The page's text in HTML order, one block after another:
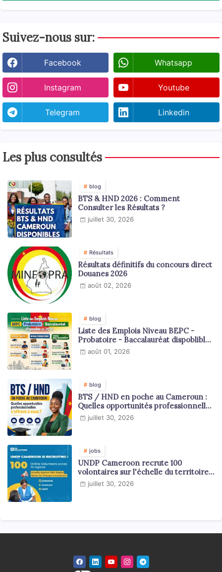
Suivez-nous sur:
Facebook Whatsapp
Instagram Youtube
Telegram Linkedin
Les plus consultés
blog
BTS & HND 2026 : Comment
Consulter les Résultats ?
juillet 30, 2026
Résultats
Résultats définitifs du concours direct
Douanes 2026
août 02, 2026
blog
Liste des Emplois Niveau BEPC -
Probatoire - Baccalauréat dispoblible
en 2026
août 01, 2026
blog
BTS / HND en poche au Cameroun :
Quelles opportunités professionnelles
s'offrent à vous ?
juillet 30, 2026
jobs
UNDP Cameroon recrute 100
volontaires sur l'échelle du territoire
national
juillet 30, 2026